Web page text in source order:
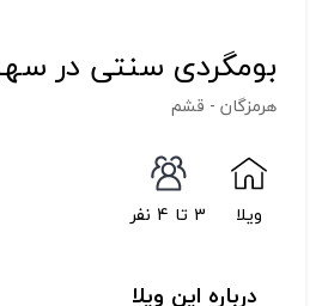
بومگردی سنتی در
هرمزگان - قشم
ویلا 3 تا 4 نفر
درباره این ویلا